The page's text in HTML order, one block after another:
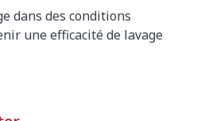
dans des conditions
une efficacité de lavage